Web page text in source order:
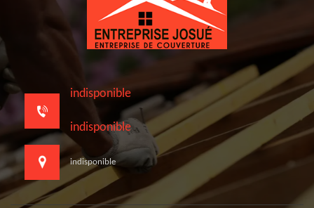
indisponible
indisponible
indisponible